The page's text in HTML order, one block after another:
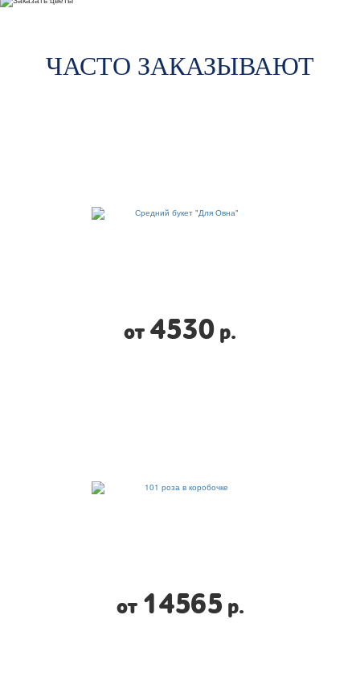
ЧАСТО ЗАКАЗЫВАЮТ
от 4530 р.
от 14565р.